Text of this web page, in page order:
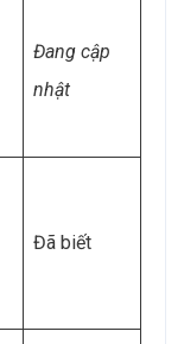
Đang cập
nhật
Đã biết